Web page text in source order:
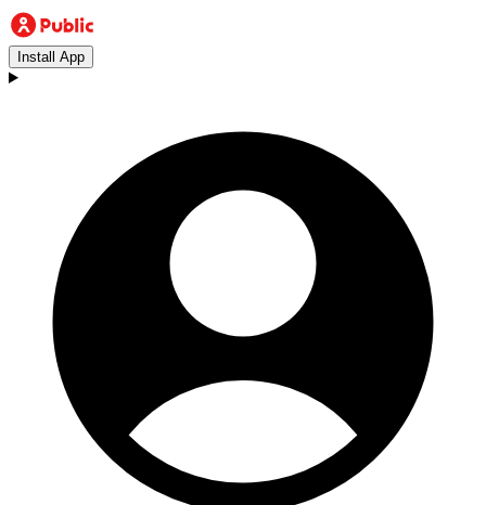
Install App